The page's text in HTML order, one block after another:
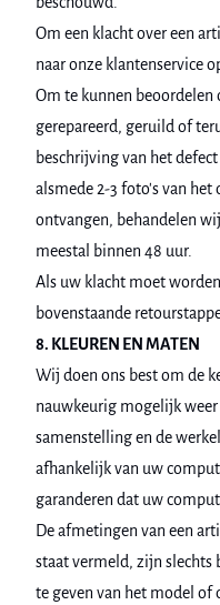
Om een klacht over een
naar onze klantenservice
Om te kunnen
gerepareerd, geruild of
beschrijving van het
alsmede 2-3 foto's van
ontvangen, behandelen
meestal binnen 48 uur.
Als uw klacht moet
bovenstaande
8. KLEUREN EN MATEN
Wij doen ons best om de
nauwkeurig mogelijk
samenstelling en de
afhankelijk van uw
garanderen dat uw
De afmetingen van een
staat vermeld, zijn slechts
te geven van het model of